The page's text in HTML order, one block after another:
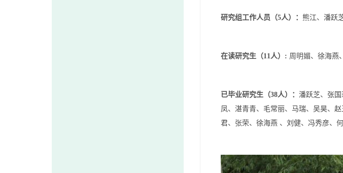
研究组工作人员（5人）： 熊江、 潘跃
在读研究生（11人）: 周明媚、 徐海燕
已毕业研究生（38人）： 潘跃芝、 张国
凤、 湛青青、 毛常丽、 马瑞、 吴昊、 赵
君、张荣、 徐海燕 、 刘健、 冯秀彦、